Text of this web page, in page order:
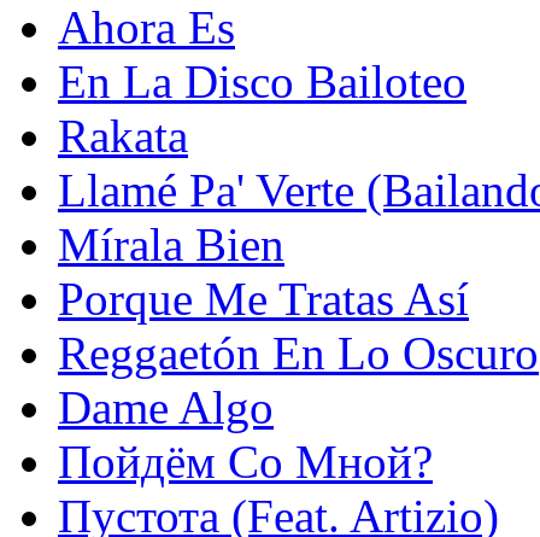
Ahora Es
En La Disco Bailoteo
Rakata
Llamé Pa' Verte
Mírala Bien
Porque Me Tratas Así
Reggaetón En Lo Oscuro
Dame Algo
Пойдём Со Мной?
Пустота (Feat. Artizio)